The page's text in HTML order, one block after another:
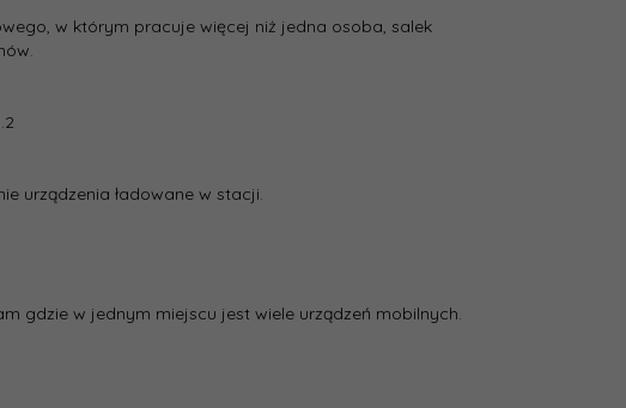
w którym pracuje więcej niż jedna osoba, salek
urządzenia ładowane w stacji.
gdzie w jednym miejscu jest wiele urządzeń mobilnych.